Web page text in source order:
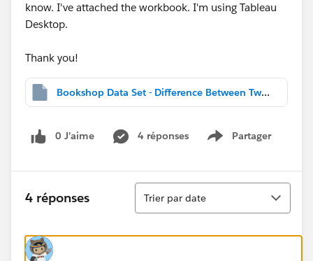
know. I've attached the workbook. I'm using Tableau
Desktop.
Thank you!
Bookshop Data Set - Difference Between Two Dates.twbx
0 J’aime 4 réponses Partager
Show menu
4 réponses
Tri
Trier par date